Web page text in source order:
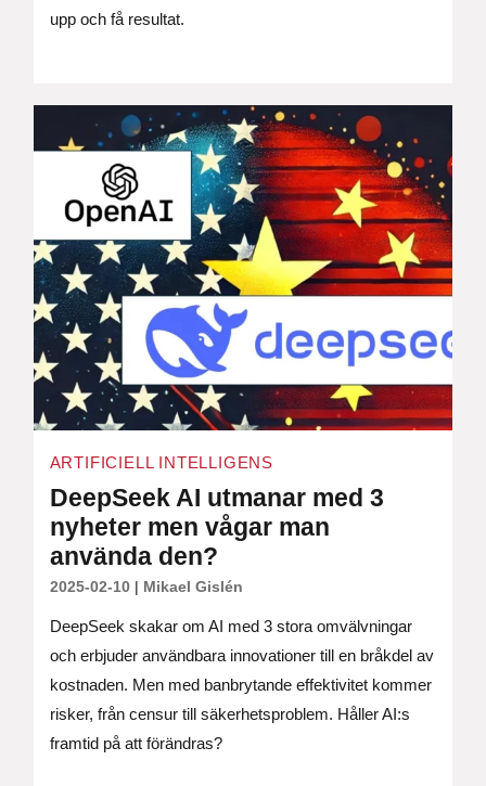
upp och få resultat.
ARTIFICIELL INTELLIGENS
DeepSeek AI utmanar med 3
nyheter men vågar man
använda den?
2025-02-10| Mikael Gislén
DeepSeek skakar om AI med 3 stora omvälvningar
och erbjuder användbara innovationer till en bråkdel av
kostnaden. Men med banbrytande effektivitet kommer
risker, från censur till säkerhetsproblem. Håller AI:s
framtid på att förändras?